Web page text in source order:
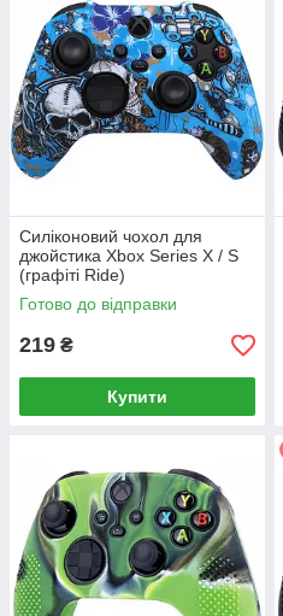
Силіконовий чохол для
джойстика Xbox Series X / S
(графіті Ride)
Готово до відправки
219 ₴
Купити